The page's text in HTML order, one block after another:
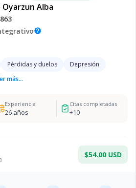
Alba
help
Pérdidas y duelos
Depresión
más...
Experiencia
26años
Citas completadas
+10
$54.00 USD